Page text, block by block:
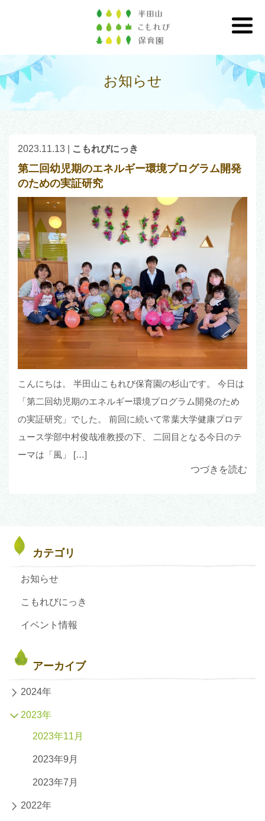
お知らせ
2023.11.13 こもれびにっき
第二回幼児期のエネルギー環境プログラム開発
のための実証研究
こんにちは。 半田山こもれび保育園の杉山です。 今日は
「第二回幼児期のエネルギー環境プログラム開発のため
の実証研究」でした。 前回に続いて常葉大学健康プロデ
ュース学部中村俊哉准教授の下、 二回目となる今日のテ
ーマは「風」 […]
つづきを読む
カテゴリ
お知らせ
こもれびにっき
イベント情報
アーカイブ
2024年
2023年
2023年11月
2023年9月
2023年7月
2022年